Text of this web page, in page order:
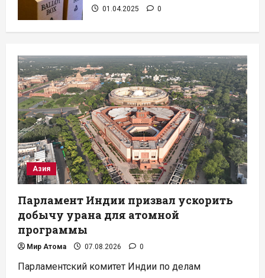
01.04.2025 0
Азия
Парламент Индии призвал ускорить
добычу урана для атомной
программы
Мир Атома 07.08.2026 0
Парламентский комитет Индии по делам